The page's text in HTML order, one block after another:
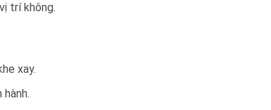
trí không.
xay.